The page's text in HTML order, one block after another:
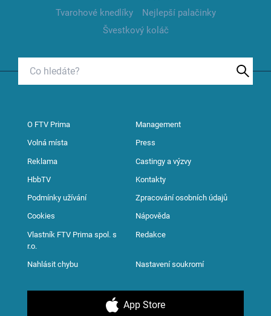
Tvarohové knedlíky
Nejlepší palačinky
Švestkový koláč
O FTV Prima Management
Volná místa Press
Reklama Castingy a výzvy
HbbTV Kontakty
Podmínky užívání Zpracování osobních údajů
Cookies Nápověda
Vlastník FTV Prima spol. s
r.o.
Redakce
Nahlásit chybu Nastavení soukromí
App Store